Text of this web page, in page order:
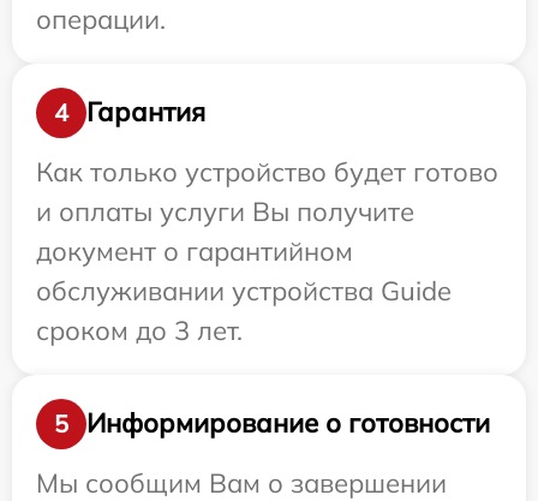
операции.
4
Гарантия
Как только устройство будет готово
и оплаты услуги Вы получите
документ о гарантийном
обслуживании устройства Guide
сроком до 3 лет.
5
Информирование о готовности
Мы сообщим Вам о завершении